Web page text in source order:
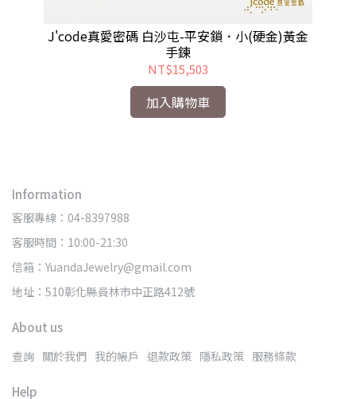
J'code真愛密碼 白沙屯-平安鎖．小(硬金)黃金
手鍊
NT$15,503
加入購物車
Information
客服專線：04-8397988
客服時間：10:00-21:30
信箱：YuandaJewelry@gmail.com
地址：510彰化縣員林市中正路412號
About us
查詢 關於我們 我的帳戶 退款政策 隱私政策 服務條款
Help